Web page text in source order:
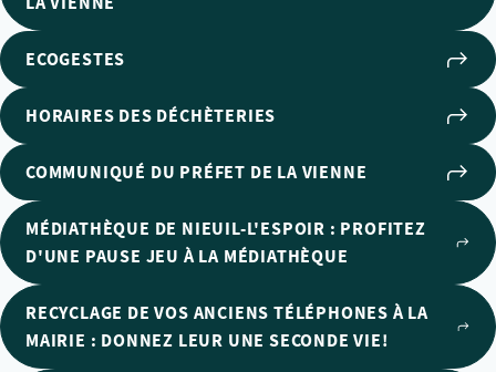
ECOGESTES
HORAIRES DES DÉCHÈTERIES
COMMUNIQUÉ DU PRÉFET DE LA VIENNE
MÉDIATHÈQUE DE NIEUIL-L'ESPOIR : PROFITEZ
D'UNE PAUSE JEU À LA MÉDIATHÈQUE
RECYCLAGE DE VOS ANCIENS TÉLÉPHONES À LA
MAIRIE : DONNEZ LEUR UNE SECONDE VIE!